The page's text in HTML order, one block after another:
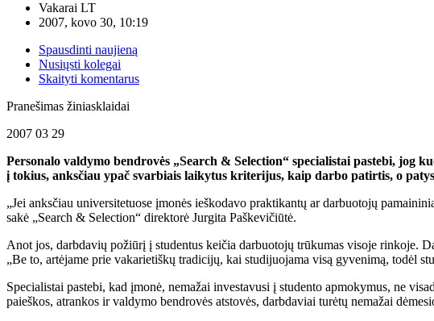
Vakarai LT
2007, kovo 30, 10:19
Spausdinti naujieną
Nusiųsti kolegai
Skaityti komentarus
Pranešimas žiniasklaidai
2007 03 29
Personalo valdymo bendrovės „Search & Selection“ specialistai pastebi,
į tokius, anksčiau ypač svarbiais laikytus kriterijus, kaip darbo patirtis, o
„Jei anksčiau universitetuose įmonės ieškodavo praktikantų ar darbuotojų
sakė „Search & Selection“ direktorė Jurgita Paškevičiūtė.
Anot jos, darbdavių požiūrį į studentus keičia darbuotojų trūkumas visoje rinkoje.
„Be to, artėjame prie vakarietiškų tradicijų, kai studijuojama visą gyvenimą, todėl
Specialistai pastebi, kad įmonė, nemažai investavusi į studento apmokymus, ne
paieškos, atrankos ir valdymo bendrovės atstovės, darbdaviai turėtų nemažai